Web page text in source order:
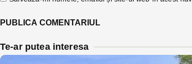
Te-ar putea interesa